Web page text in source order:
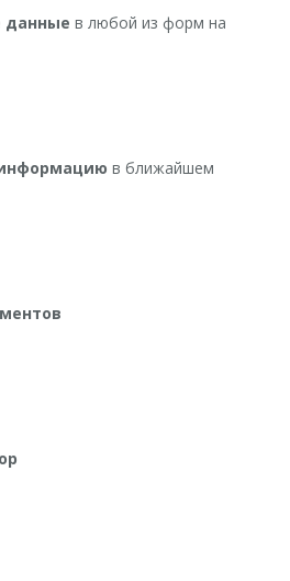
данные в любой из форм на
в ближайшем